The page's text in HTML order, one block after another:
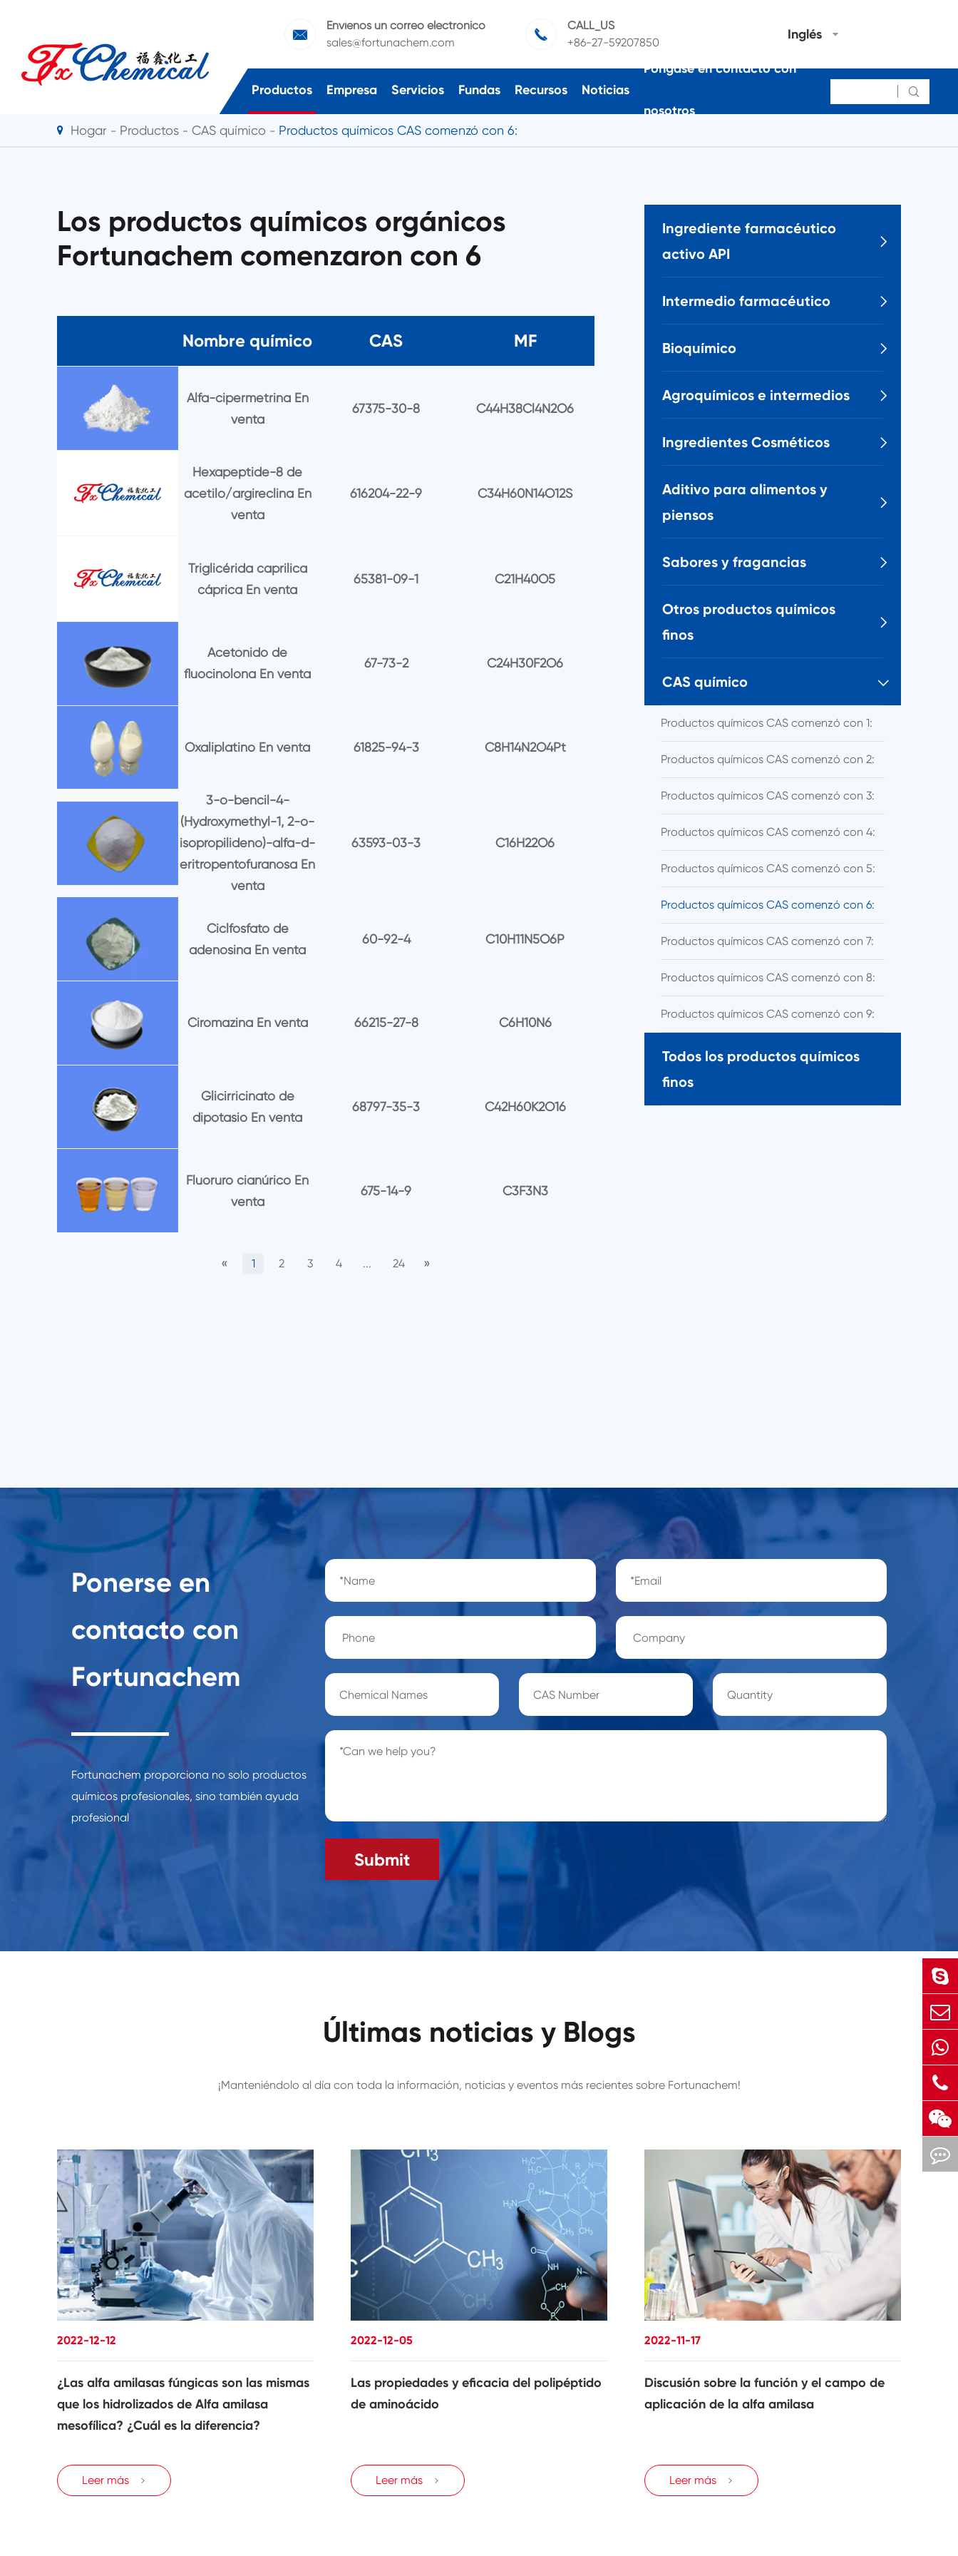

Envíenos un correo electrónico
sales@fortunachem.com

CALL_US
+86-27-59207850
Inglés
Productos Empresa Servicios Fundas Recursos Noticias
Póngase en contacto con
nosotros

Hogar Productos CAS químico Productos químicos CAS comenzó con 6:
Los productos químicos orgánicos
Fortunachem comenzaron con 6
Nombre químico CAS MF
Alfa-cipermetrina En
venta
67375-30-8 C44H38Cl4N2O6
Hexapeptide-8 de
acetilo/argireclina En
venta
616204-22-9 C34H60N14O12S
Triglicérida caprilica
cáprica En venta
65381-09-1 C21H40O5
Acetónido de
fluocinolona En venta
67-73-2 C24H30F2O6
Oxaliplatino En venta 61825-94-3 C8H14N2O4Pt
3-o-bencil-4-
(Hydroxymethyl-1, 2-o-
isopropilideno)-alfa-d-
eritropentofuranosa En
venta
63593-03-3 C16H22O6
Ciclfosfato de
adenosina En venta
60-92-4 C10H11N5O6P
Ciromazina En venta 66215-27-8 C6H10N6
Glicirricinato de
dipotasio En venta
68797-35-3 C42H60K2O16
Fluoruro cianúrico En
venta
675-14-9 C3F3N3
« 1 2 3 4 ... 24 »
Ingrediente farmacéutico
activo API

Intermedio farmacéutico 
Bioquímico 
Agroquímicos e intermedios 
Ingredientes Cosméticos 
Aditivo para alimentos y
piensos

Sabores y fragancias 
Otros productos químicos
finos

CAS químico 
Productos químicos CAS comenzó con 1:
Productos químicos CAS comenzó con 2:
Productos químicos CAS comenzó con 3:
Productos químicos CAS comenzó con 4:
Productos químicos CAS comenzó con 5:
Productos químicos CAS comenzó con 6:
Productos químicos CAS comenzó con 7:
Productos químicos CAS comenzó con 8:
Productos químicos CAS comenzó con 9:
Todos los productos químicos
finos
Ponerse en
contacto con
Fortunachem
Fortunachem proporciona no solo productos
químicos profesionales, sino también ayuda
profesional
Submit
Últimas noticias y Blogs
¡Manteniéndolo al día con toda la información, noticias y eventos más recientes sobre Fortunachem!
2022-12-12
¿Las alfa amilasas fúngicas son las mismas
que los hidrolizados de Alfa amilasa
mesofílica? ¿Cuál es la diferencia?
Leer más 
2022-12-05
Las propiedades y eficacia del polipéptido
de aminoácido
Leer más 
2022-11-17
Discusión sobre la función y el campo de
aplicación de la alfa amilasa
Leer más 